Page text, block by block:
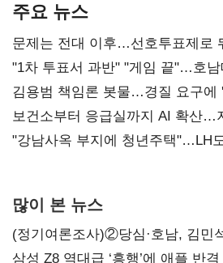
주요 뉴스
문제는 전대 이후…선호투표제로
불복'
"1차 투표서 과반" "게임 끝"…호
김용범 책임론 봇물…경질 요구에
보건소부터 응급실까지 AI 확산…
"강남사옥 부지에 청년주택"…LH
많이 본 뉴스
(정기여론조사)②당심·호남, 김민
삼성 Z8 역대급 ‘흥행’에 애플 반